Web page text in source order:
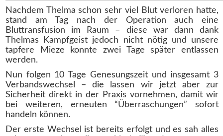
Nachdem Thelma schon sehr viel Blut verloren hatte,
stand am Tag nach der Operation auch eine
Bluttransfusion im Raum – diese war dann dank
Thelmas Kampfgeist jedoch nicht nötig und unsere
tapfere Mieze konnte zwei Tage später entlassen
werden.
Nun folgen 10 Tage Genesungszeit und insgesamt 3
Verbandswechsel – die lassen wir jetzt aber zur
Sicherheit direkt in der Praxis vornehmen, damit wir
bei weiteren, erneuten “Überraschungen” sofort
handeln können.
Der erste Wechsel ist bereits erfolgt und es sah alles